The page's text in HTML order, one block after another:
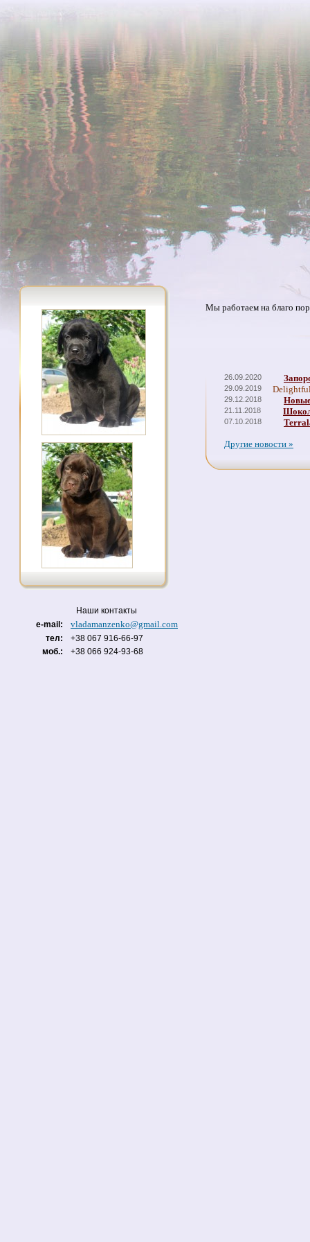
Наши контакты
e-mail:
vladamanzenko@gmail.com
тел:
+38 067 916-66-97
моб.:
+38 066 924-93-68
Мы работаем на благо
26.09.2020
29.09.2019
29.12.2018
21.11.2018
07.10.2018
Другие новости »